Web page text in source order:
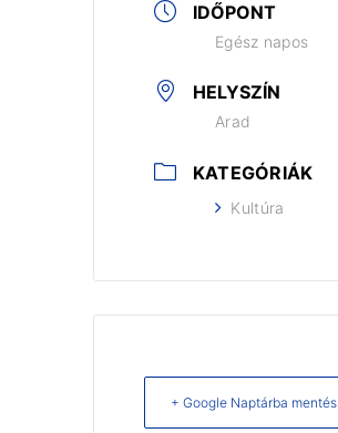
IDŐPONT
Egész napos
HELYSZÍN
Arad
KATEGÓRIÁK
Kultúra
+ Google Naptárba mentés